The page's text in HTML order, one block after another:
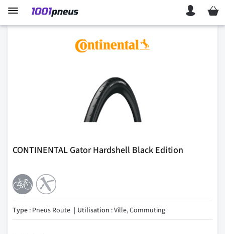
Mon
CONTINENTAL Gator Hardshell Black Edition
Type : Pneus Route Utilisation : Ville, Commuting